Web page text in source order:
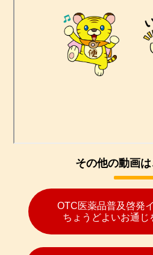
その他の動画は
OTC医薬品普及啓発
ちょうどよいお通じ